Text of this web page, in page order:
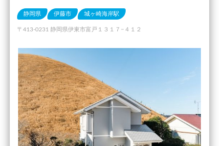
静岡県 伊藤市 城ヶ崎海岸駅
〒413-0231 静岡県伊東市富戸１３１７−４１２